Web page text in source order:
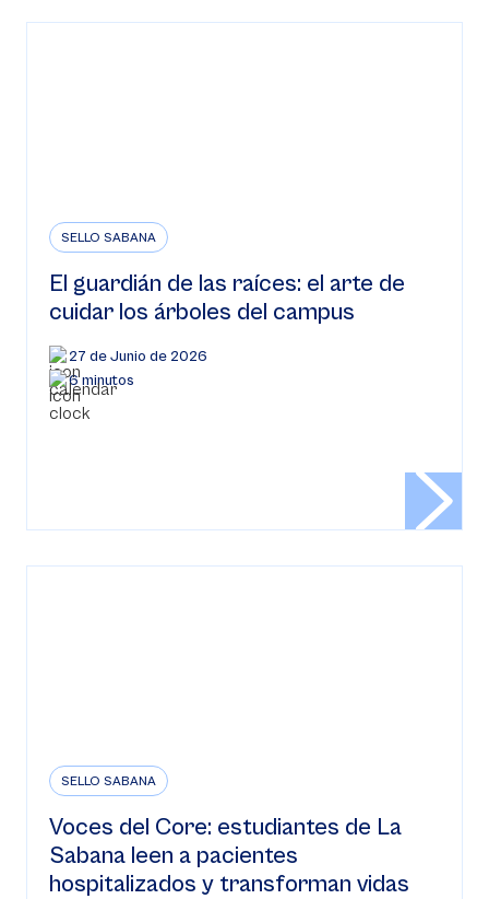
SELLO SABANA
El guardián de las raíces: el arte de
cuidar los árboles del campus
27 de Junio de 2026
6 minutos
SELLO SABANA
Voces del Core: estudiantes de La
Sabana leen a pacientes
hospitalizados y transforman vidas